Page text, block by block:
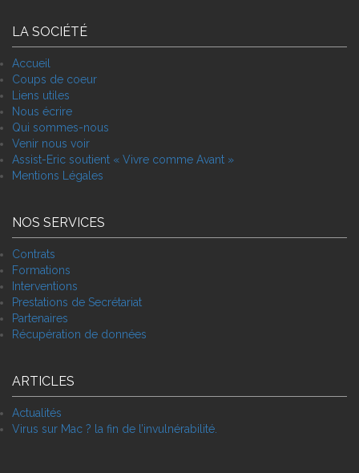
LA SOCIÉTÉ
Accueil
Coups de coeur
Liens utiles
Nous écrire
Qui sommes-nous
Venir nous voir
Assist-Eric soutient « Vivre comme Avant »
Mentions Légales
NOS SERVICES
Contrats
Formations
Interventions
Prestations de Secrétariat
Partenaires
Récupération de données
ARTICLES
Actualités
Virus sur Mac ? la fin de l’invulnérabilité.